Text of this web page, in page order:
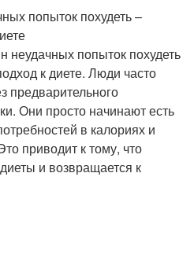
попыток похудеть –
неудачных попыток похудеть
к диете. Люди часто
предварительного
Они просто начинают есть
в калориях и
приводит к тому, что
и возвращается к